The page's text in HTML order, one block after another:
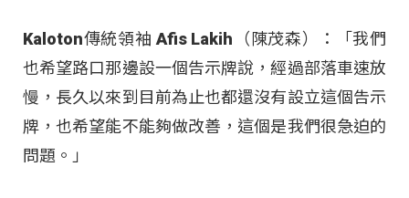
Kaloton傳統領袖 Afis Lakih（陳茂森）：「我們
也希望路口那邊設一個告示牌說，經過部落車速放
慢，長久以來到目前為止也都還沒有設立這個告示
牌，也希望能不能夠做改善，這個是我們很急迫的
問題。」